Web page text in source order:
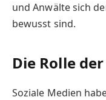
und Anwälte sich
bewusst sind.
Die Rolle
Soziale Medien